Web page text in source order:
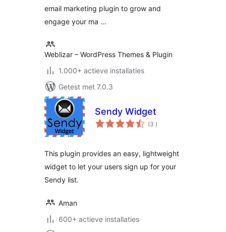
email marketing plugin to grow and
engage your ma …
Weblizar – WordPress Themes & Plugin
1.000+ actieve installaties
Getest met 7.0.3
Sendy Widget
(3 aantal
beoordelingen
)
This plugin provides an easy, lightweight
widget to let your users sign up for your
Sendy list.
Aman
600+ actieve installaties